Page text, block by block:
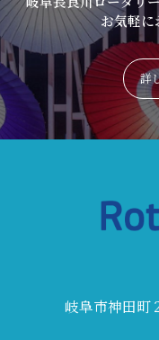
お気軽に
詳
岐阜市神田